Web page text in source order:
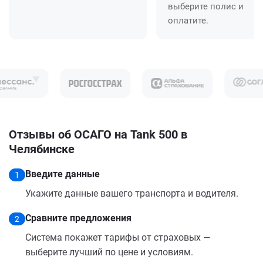
выберите полис и
оплатите.
Отзывы об ОСАГО на Tank 500 в
Челябинске
1
Введите данные
Укажите данные вашего транспорта и водителя.
2
Сравните предложения
Система покажет тарифы от страховых —
выберите лучший по цене и условиям.